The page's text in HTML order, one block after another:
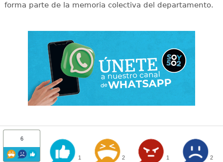
forma parte de la memoria colectiva del departamento.
6
1 2 1 2